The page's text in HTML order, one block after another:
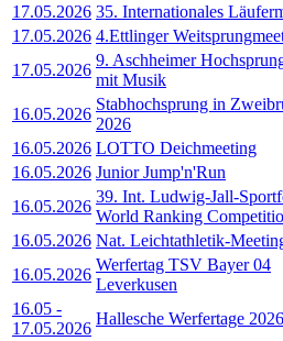
17.05.2026 35. Internationales
17.05.2026 4.Ettlinger
17.05.2026
9. Aschheimer
mit Musik
16.05.2026
Stabhochsprung in
2026
16.05.2026 LOTTO Deichmeeting
16.05.2026 Junior Jump'n'Run
16.05.2026
39. Int. Ludwig-Jall-
World Ranking
16.05.2026 Nat. Leichtathletik-
16.05.2026
Werfertag TSV Bayer 04
Leverkusen
16.05 -
17.05.2026
Hallesche Werfertage 2026